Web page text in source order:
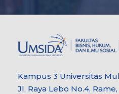
Kampus 3 Universitas
Jl. Raya Lebo No.4,